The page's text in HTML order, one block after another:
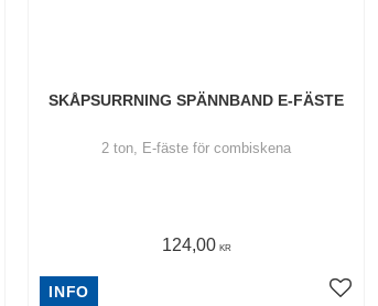
SKÅPSURRNING SPÄNNBAND E-FÄSTE
2 ton, E-fäste för combiskena
124,00 KR
INFO